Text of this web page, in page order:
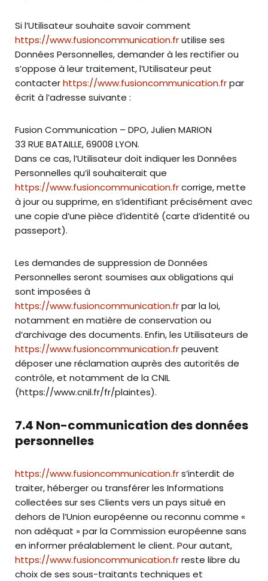
Si l’Utilisateur souhaite savoir comment
https://www.fusioncommunication.frutilise ses
Données Personnelles, demander à les rectifier ou
s’oppose à leur traitement, l’Utilisateur peut
contacterhttps://www.fusioncommunication.frpar
écrit à l’adresse suivante :
Fusion Communication – DPO, Julien MARION
33 RUE BATAILLE, 69008 LYON.
Dans ce cas, l’Utilisateur doit indiquer les Données
Personnelles qu’il souhaiterait que
https://www.fusioncommunication.frcorrige, mette
à jour ou supprime, en s’identifiant précisément avec
une copie d’une pièce d’identité (carte d’identité ou
passeport).
Les demandes de suppression de Données
Personnelles seront soumises aux obligations qui
sont imposées à
https://www.fusioncommunication.frpar la loi,
notamment en matière de conservation ou
d’archivage des documents. Enfin, les Utilisateurs de
https://www.fusioncommunication.frpeuvent
déposer une réclamation auprès des autorités de
contrôle, et notamment de la CNIL
(https://www.cnil.fr/fr/plaintes).
7.4 Non-communication des données
personnelles
https://www.fusioncommunication.frs’interdit de
traiter, héberger ou transférer les Informations
collectées sur ses Clients vers un pays situé en
dehors de l’Union européenne ou reconnu comme «
non adéquat » par la Commission européenne sans
en informer préalablement le client. Pour autant,
https://www.fusioncommunication.frreste libre du
choix de ses sous-traitants techniques et